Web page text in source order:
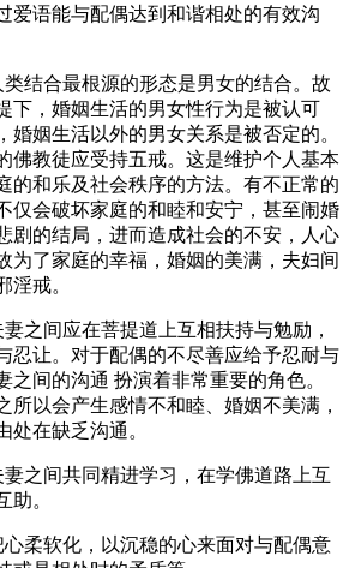
爱语能与配偶达到和谐相处的有效沟
类结合最根源的形态是男女的结合。故
下，婚姻生活的男女性行为是被认可
婚姻生活以外的男女关系是被否定的。
佛教徒应受持五戒。这是维护个人基本
的和乐及社会秩序的方法。有不正常的
仅会破坏家庭的和睦和安宁，甚至闹婚
剧的结局，进而造成社会的不安，人心
为了家庭的幸福，婚姻的美满，夫妇间
淫戒。
妻之间应在菩提道上互相扶持与勉励，
忍让。对于配偶的不尽善应给予忍耐与
之间的沟通 扮演着非常重要的角色。
所以会产生感情不和睦、婚姻不美满，
处在缺乏沟通。
妻之间共同精进学习，在学佛道路上互
助。
心柔软化，以沉稳的心来面对与配偶意